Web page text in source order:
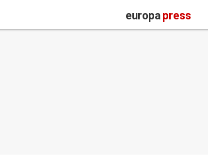
europapress